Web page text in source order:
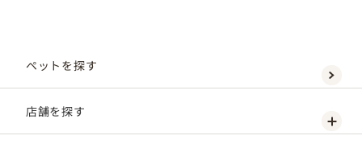
ペットを探す
店舗を探す